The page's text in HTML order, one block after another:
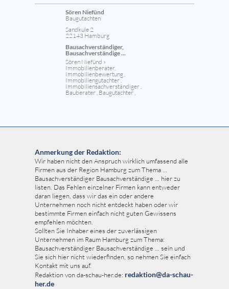
Sören Niefünd
Baugutachten
Sandkule 2
22143 Hamburg
Bausachverständiger,
Bausachverständige ...
Sören Niefünd »
Immobilienberater,
Immobilienbewertung ,
Immobiliengutachter ,
Immobiliensachverständiger ,
Bauberater , Baugutachter ,
Anmerkung der Redaktion:
Wir haben nicht den Anspruch wirklich umfassend alle
Firmen aus der Region Hamburg zum Thema ...
Bausachverständiger Bausachverständige ... hier zu
listen. Das Fehlen einzelner Firmen kann entweder
daran liegen, dass wir das ein oder andere
Unternehmen noch nicht entdeckt haben oder wir
bestimmte Firmen einfach nicht guten Gewissens
empfehlen möchten.
Sollten Sie Inhaber eines der zuverlässigen
Unternehmen im Raum Hamburg zum Thema:
Bausachverständiger Bausachverständige ... sein und
Sie sich hier nicht wiederfinden, so nehmen Sie einfach
Kontakt mit uns auf.
Redaktion von da-schau-her.de: redaktion@da-schau-
her.de